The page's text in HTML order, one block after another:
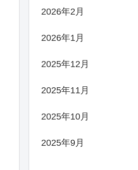
2026年2月
2026年1月
2025年12月
2025年11月
2025年10月
2025年9月